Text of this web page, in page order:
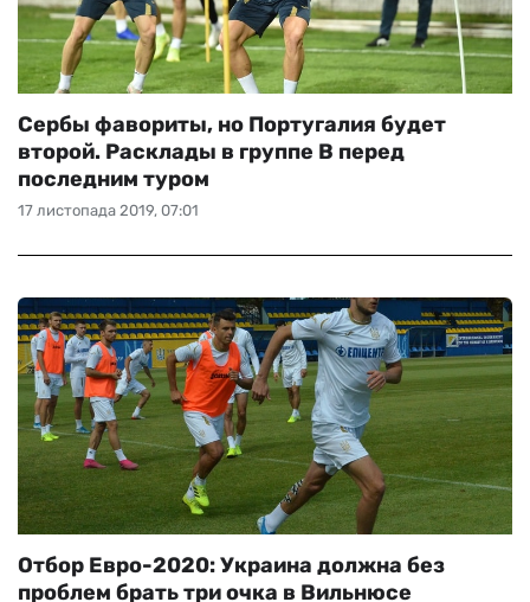
17 листопада 2019, 07:01
Сербы фавориты, но Португалия будет
второй. Расклады в группе В перед
последним туром
Отбор Евро-2020: Украина должна без
проблем брать три очка в Вильнюсе